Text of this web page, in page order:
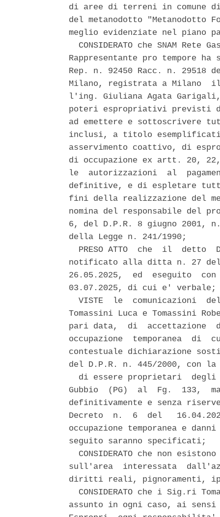
di aree di terreni in comune
del metanodotto "Metanodotto
meglio evidenziate nel piano
CONSIDERATO che SNAM Rete
Rappresentante pro tempore
Rep. n. 92450 Racc. n. 29518
Milano, registrata a Milano
l'ing. Giuliana Agata
poteri espropriativi previsti
ad emettere e
inclusi, a titolo
asservimento coattivo, di
di occupazione ex artt. 20,
le  autorizzazioni  al
definitive, e di espletare
fini della realizzazione del
nomina del responsabile del
6, del D.P.R. 8 giugno 2001,
della Legge n. 241/1990;
PRESO ATTO  che  il  detto
notificato alla ditta n. 27
26.05.2025,  ed  eseguito
03.07.2025, di cui e'
VISTE  le  comunicazioni
Tomassini Luca e Tomassini
pari data,  di  accettazione
occupazione  temporanea
contestuale dichiarazione
del D.P.R. n. 445/2000, con
di essere proprietari
Gubbio  (PG)  al  Fg.  133,
definitivamente e senza
Decreto  n.  6  del
occupazione temporanea e
seguito saranno specificati;
CONSIDERATO che non
sull'area  interessata
diritti reali, pignoramenti,
CONSIDERATO che i Sig.ri
assunto in ogni caso, ai